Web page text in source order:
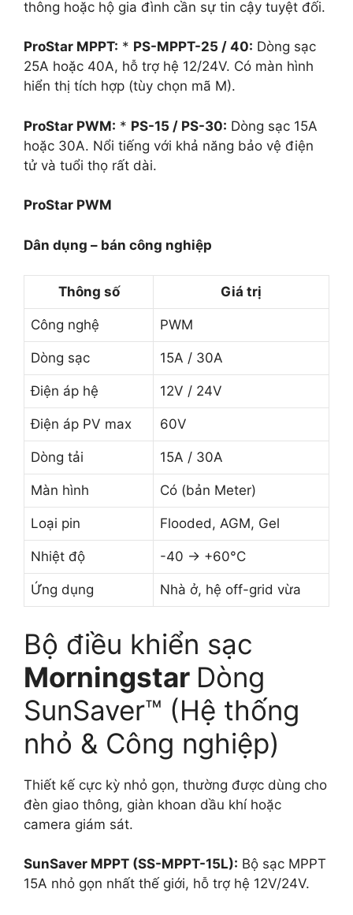
thông hoặc hộ gia đình cần sự tin cậy tuyệt đối.
ProStar MPPT: * PS-MPPT-25 / 40: Dòng sạc
25A hoặc 40A, hỗ trợ hệ 12/24V. Có màn hình
hiển thị tích hợp (tùy chọn mã M).
ProStar PWM: * PS-15 / PS-30: Dòng sạc 15A
hoặc 30A. Nổi tiếng với khả năng bảo vệ điện
tử và tuổi thọ rất dài.
ProStar PWM
Dân dụng – bán công nghiệp
Thông số Giá trị
Công nghệ PWM
Dòng sạc 15A / 30A
Điện áp hệ 12V / 24V
Điện áp PV max 60V
Dòng tải 15A / 30A
Màn hình Có (bản Meter)
Loại pin Flooded, AGM, Gel
Nhiệt độ -40 → +60°C
Ứng dụng Nhà ở, hệ off-grid vừa
Bộ điều khiển sạc
Morningstar Dòng
SunSaver™ (Hệ thống
nhỏ & Công nghiệp)
Thiết kế cực kỳ nhỏ gọn, thường được dùng cho
đèn giao thông, giàn khoan dầu khí hoặc
camera giám sát.
SunSaver MPPT (SS-MPPT-15L): Bộ sạc MPPT
15A nhỏ gọn nhất thế giới, hỗ trợ hệ 12V/24V.